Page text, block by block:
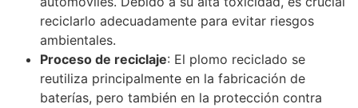
reciclarlo adecuadamente para evitar riesgos
ambientales.
Proceso de reciclaje: El plomo reciclado se
reutiliza principalmente en la fabricación de
baterías, pero también en la protección contra